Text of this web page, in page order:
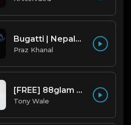
Bugatti | Nepalese Drill Type Beat [Copyright Free Music]
Praz Khanal
[FREE] 88glam type beat - Heaven - 80 BPM C Maj (Prod by Tony Wale)
Tony Wale